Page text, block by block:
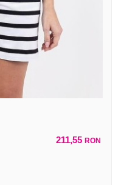
211,55 RON